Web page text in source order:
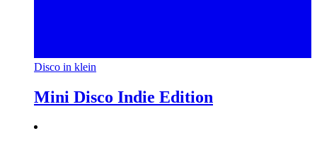
Disco in klein
Mini Disco Indie Edition